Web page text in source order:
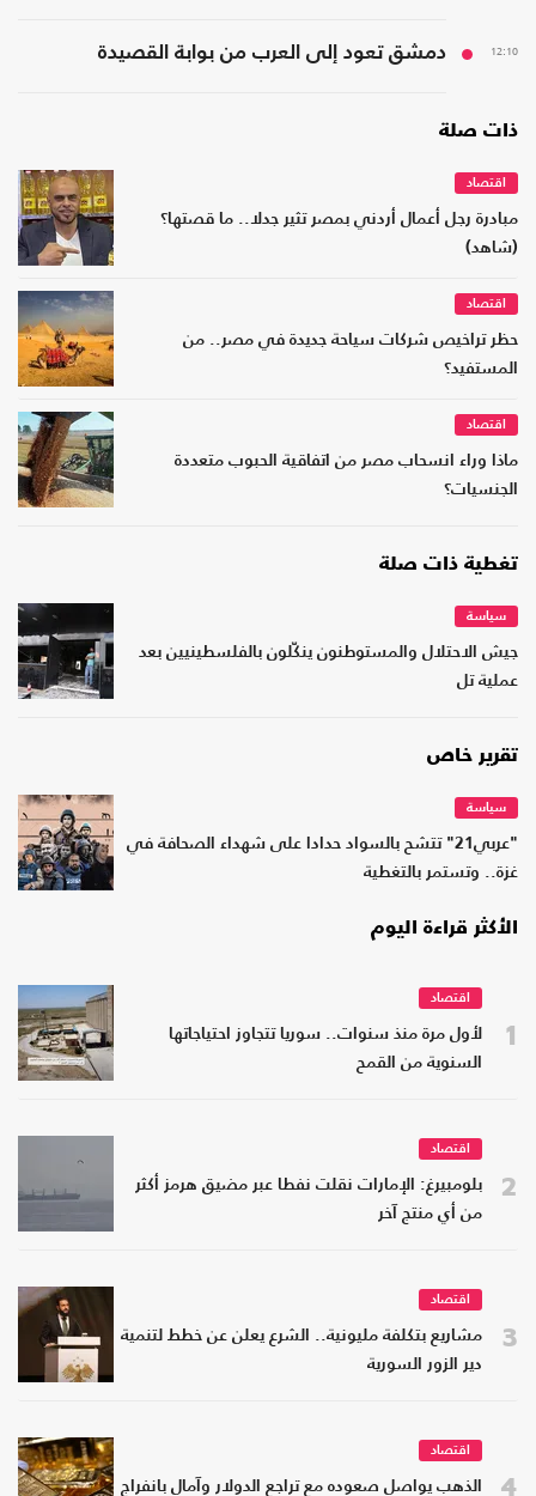
12:10 دمشق تعود إلى العرب من بوابة القصيدة
ذات صلة
اقتصاد
مبادرة رجل أعمال أردني بمصر تثير جدلا.. ما قصتها؟
(شاهد)
اقتصاد
حظر تراخيص شركات سياحة جديدة في مصر.. من
المستفيد؟
اقتصاد
ماذا وراء انسحاب مصر من اتفاقية الحبوب متعددة
الجنسيات؟
تغطية ذات صلة
سياسة
جيش الاحتلال والمستوطنون ينكّلون بالفلسطينيين بعد
عملية تل
تقرير خاص
سياسة
"عربي21" تتشح بالسواد حدادا على شهداء الصحافة في
غزة.. وتستمر بالتغطية
الأكثر قراءة اليوم
1
اقتصاد
لأول مرة منذ سنوات.. سوريا تتجاوز احتياجاتها
السنوية من القمح
2
اقتصاد
بلومبيرغ: الإمارات نقلت نفطا عبر مضيق هرمز أكثر
من أي منتج آخر
3
اقتصاد
مشاريع بتكلفة مليونية.. الشرع يعلن عن خطط لتنمية
دير الزور السورية
4
اقتصاد
الذهب يواصل صعوده مع تراجع الدولار وآمال بانفراج